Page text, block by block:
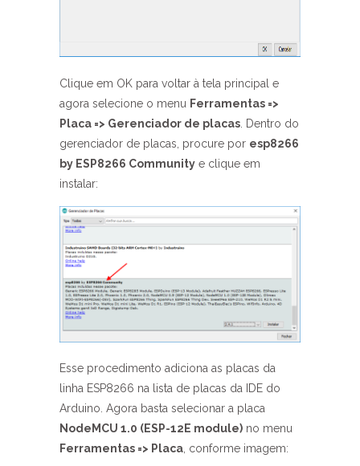
Clique em OK para voltar à tela principal e
agora selecione o menu Ferramentas =>
Placa => Gerenciador de placas. Dentro do
gerenciador de placas, procure por esp8266
by ESP8266 Community e clique em
instalar:
Esse procedimento adiciona as placas da
linha ESP8266 na lista de placas da IDE do
Arduino. Agora basta selecionar a placa
NodeMCU 1.0 (ESP-12E module) no menu
Ferramentas => Placa, conforme imagem: